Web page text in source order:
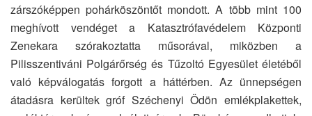
zárszóképpen pohárköszöntőt mondott. A több mint 100
meghívott vendéget a Katasztrófavédelem Központi
Zenekara szórakoztatta műsorával, miközben a
Pilisszentiváni Polgárőrség és Tűzoltó Egyesület életéből
való képválogatás forgott a háttérben. Az ünnepségen
átadásra kerültek gróf Széchenyi Ödön emlékplakettek,